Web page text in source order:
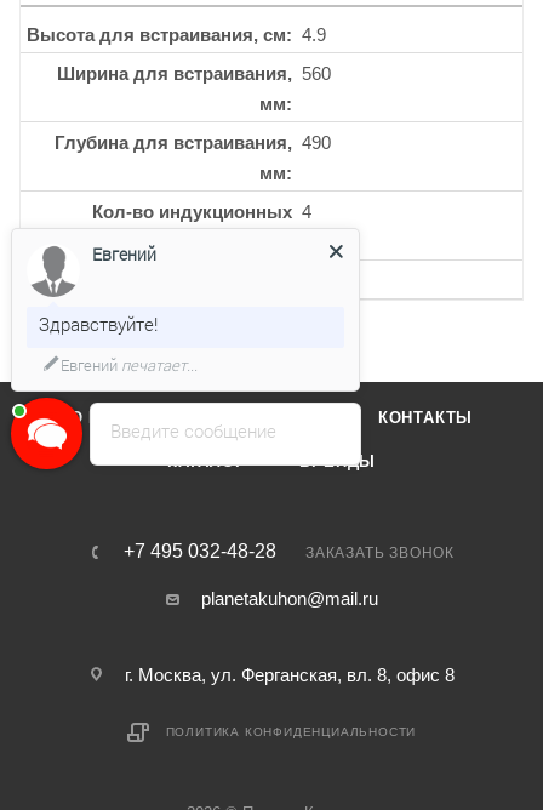
Высота для встраивания, см
4.9
Ширина для встраивания,
мм
560
Глубина для встраивания,
мм
490
Кол-во индукционных 4
Кол-во уровней мощности
О КОМПАНИИ КОНТАКТЫ
КАТАЛОГ БРЕНДЫ
+7 495 032-48-28 ЗАКАЗАТЬ ЗВОНОК
planetakuhon@mail.ru
г. Москва, ул. Ферганская, вл. 8, офис 8
ПОЛИТИКА КОНФИДЕНЦИАЛЬНОСТИ
Введите сообщение
Евгений
Здравствуйте!
Евгенийпечатает...